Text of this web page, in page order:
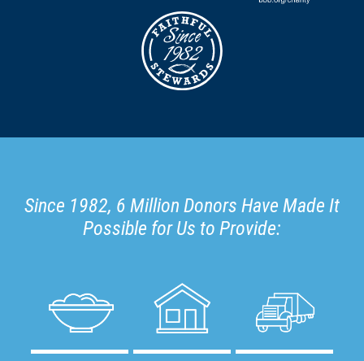
Since 1982, 6 Million Donors Have Made It
Possible for Us to Provide: